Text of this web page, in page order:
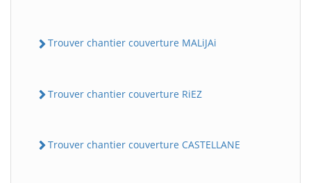
Trouver chantier couverture MALiJAi
Trouver chantier couverture RiEZ
Trouver chantier couverture CASTELLANE